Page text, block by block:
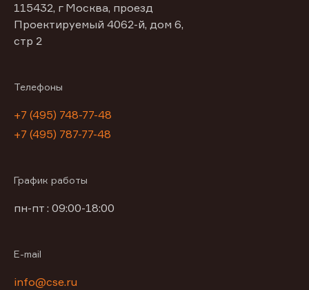
115432, г Москва, проезд
Проектируемый 4062-й, дом 6,
стр 2
Телефоны
+7 (495) 748-77-48
+7 (495) 787-77-48
График работы
пн-пт : 09:00-18:00
E-mail
info@cse.ru